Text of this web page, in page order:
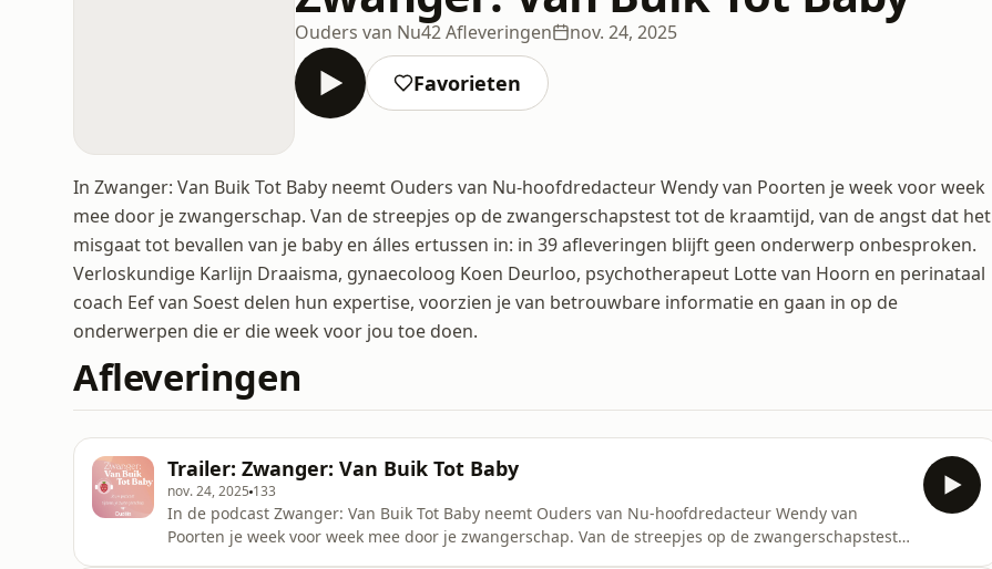
Ouders van Nu42 Afleveringen nov. 24, 2025
Favorieten
In Zwanger: Van Buik Tot Baby neemt Ouders van Nu-hoofdredacteur Wendy van Poorten je week voor week
mee door je zwangerschap. Van de streepjes op de zwangerschapstest tot de kraamtijd, van de angst dat het
misgaat tot bevallen van je baby en álles ertussen in: in 39 afleveringen blijft geen onderwerp onbesproken.
Verloskundige Karlijn Draaisma, gynaecoloog Koen Deurloo, psychotherapeut Lotte van Hoorn en perinataal
coach Eef van Soest delen hun expertise, voorzien je van betrouwbare informatie en gaan in op de
onderwerpen die er die week voor jou toe doen.
Afleveringen
Trailer: Zwanger: Van Buik Tot Baby
nov. 24, 2025 133
In de podcast Zwanger: Van Buik Tot Baby neemt Ouders van Nu-hoofdredacteur Wendy van
Poorten je week voor week mee door je zwangerschap. Van de streepjes op de zwangerschapstest